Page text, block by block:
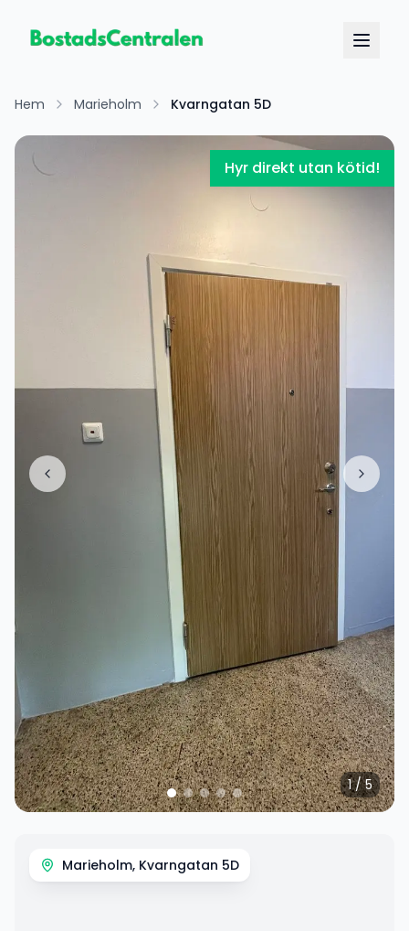
Hem Marieholm Kvarngatan 5D
Hyr direkt utan kötid!
1/5
Marieholm, Kvarngatan 5D